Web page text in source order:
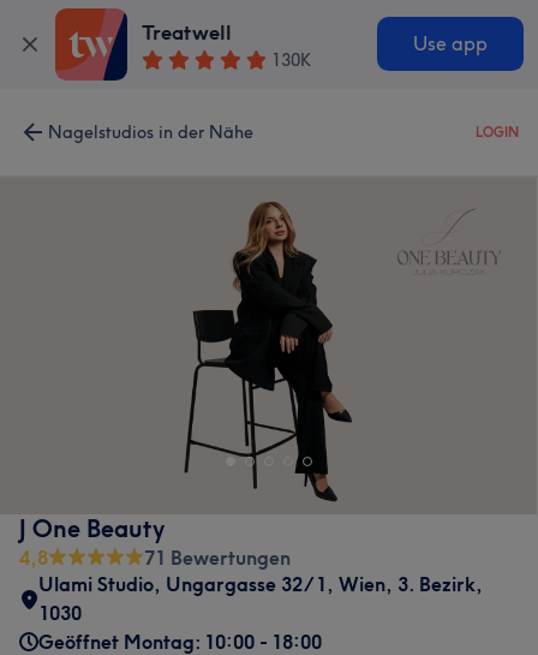
Treatwell
130K
Use app
Nagelstudios in der Nähe LOGIN
J One Beauty
4,8
71 Bewertungen
Ulami Studio, Ungargasse 32/1, Wien, 3. Bezirk,
1030
Geöffnet Montag: 10:00 - 18:00